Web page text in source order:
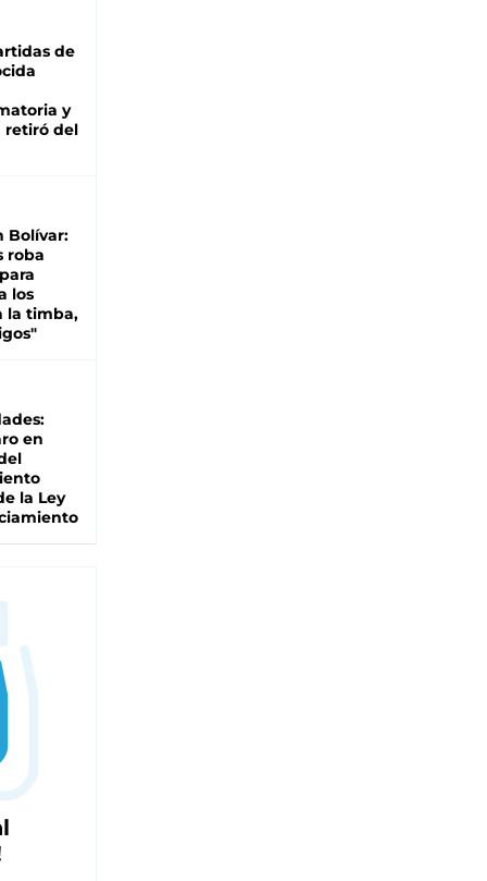
de
y
retiró del
Bolívar:
roba
los
la timba,
en
la Ley